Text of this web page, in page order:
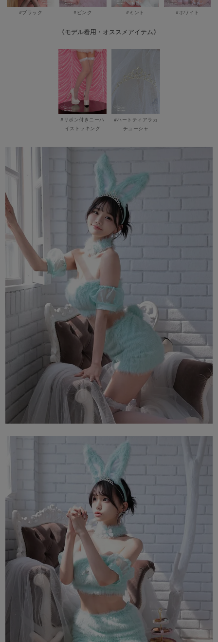
#ブラック #ピンク #ミント #ホワイト
《モデル着用・オススメアイテム》
#リボン付きニーハ
イストッキング
#ハートティアラカ
チューシャ